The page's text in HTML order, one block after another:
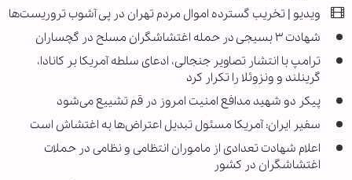
ویدیو | تخریب گسترده اموال مردم تهران در پی آشوب تروریست‌ها
شهادت ۳ بسیجی در حمله اغتشاشگران مسلح در گچساران
ترامپ با انتشار تصاویر جنجالی، ادعای سلطه آمریکا بر کانادا،
گرینلند و ونزوئلا را تکرار کرد
پیکر دو شهید مدافع امنیت امروز در قم تشییع می‌شود
سفیر ایران: آمریکا مسئول تبدیل اعتراض‌ها به اغتشاش است
اعلام شهادت تعدادی از ماموران انتظامی و نظامی در حملات
اغتشاشگران در کشور